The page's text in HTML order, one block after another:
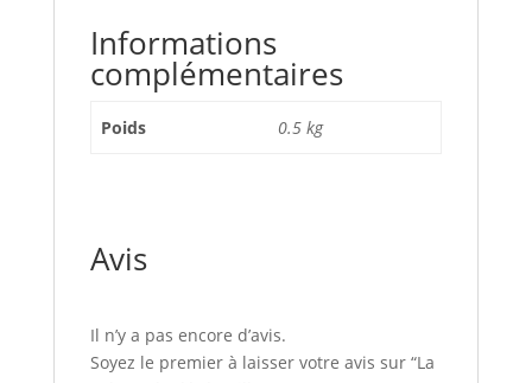
Informations
complémentaires
Poids 0.5 kg
Avis
Il n’y a pas encore d’avis.
Soyez le premier à laisser votre avis sur “La